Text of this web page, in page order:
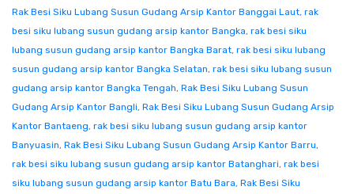
Rak Besi Siku Lubang Susun Gudang Arsip Kantor Banggai Laut, rak
besi siku lubang susun gudang arsip kantor Bangka, rak besi siku
lubang susun gudang arsip kantor Bangka Barat, rak besi siku lubang
susun gudang arsip kantor Bangka Selatan, rak besi siku lubang susun
gudang arsip kantor Bangka Tengah, Rak Besi Siku Lubang Susun
Gudang Arsip Kantor Bangli, Rak Besi Siku Lubang Susun Gudang Arsip
Kantor Bantaeng, rak besi siku lubang susun gudang arsip kantor
Banyuasin, Rak Besi Siku Lubang Susun Gudang Arsip Kantor Barru,
rak besi siku lubang susun gudang arsip kantor Batanghari, rak besi
siku lubang susun gudang arsip kantor Batu Bara, Rak Besi Siku